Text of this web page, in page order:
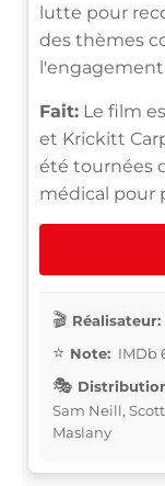
lutte pour
des thèmes
Fait: Le film
et Krickitt
été tournées
médical pour
Réalisateur:
Note: IMDb
Sam Neill,
Maslany